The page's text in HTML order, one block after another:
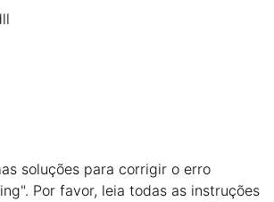
soluções para corrigir o erro
Por favor, leia todas as instruções